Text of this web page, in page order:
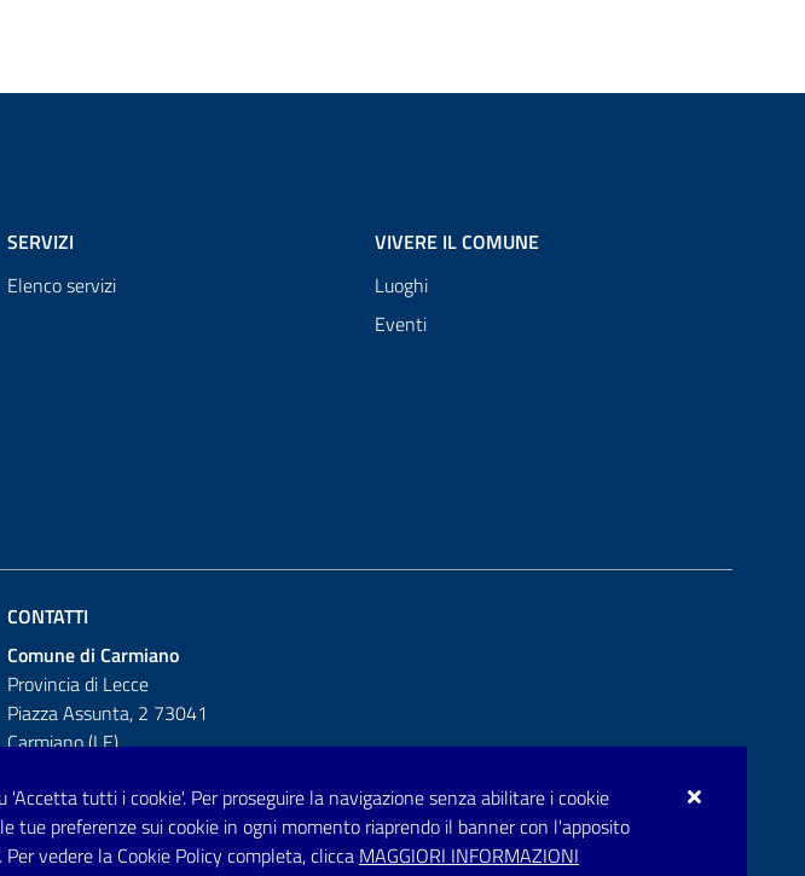
tutti i cookie'. Per proseguire la navigazione senza abilitare i cookie
tue preferenze sui cookie in ogni momento riaprendo il banner con l'apposito
vedere la Cookie Policy completa, clicca MAGGIORI INFORMAZIONI
SERVIZI
Elenco servizi
VIVERE IL COMUNE
Luoghi
Eventi
CONTATTI
Comune di Carmiano
Provincia di Lecce
Piazza Assunta, 2 73041
Carmiano (LE)
Telefono: 0832 600001
Posta Elettronica Certificata: